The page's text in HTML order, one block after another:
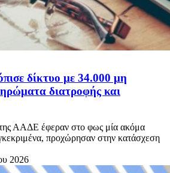
δίκτυο με 34.000 μη
διατροφής και
ΑΑΔΕ έφεραν στο φως μία ακόμα
προχώρησαν στην κατάσχεση
2026